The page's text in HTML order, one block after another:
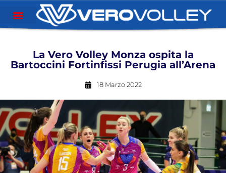
La Vero Volley Monza ospita la
Bartoccini Fortinfissi Perugia all’Arena
18 Marzo 2022